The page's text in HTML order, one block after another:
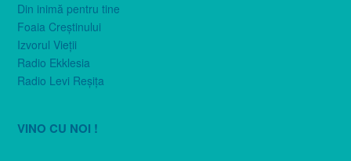
Din inimă pentru tine
Foaia Creştinului
Izvorul Vieţii
Radio Ekklesia
Radio Levi Reşiţa
VINO CU NOI !